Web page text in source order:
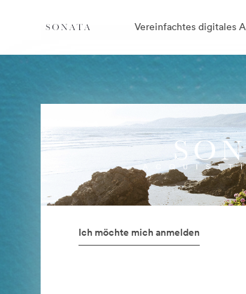
Vereinfachtes digitales
Ich möchte mich anmelden